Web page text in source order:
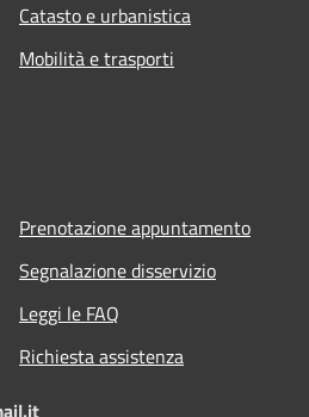
Catasto e urbanistica
Mobilità e trasporti
Prenotazione appuntamento
Segnalazione disservizio
Leggi le FAQ
Richiesta assistenza